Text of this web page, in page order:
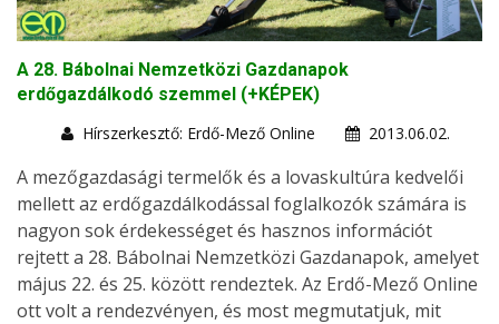
A 28. Bábolnai Nemzetközi Gazdanapok
erdőgazdálkodó szemmel (+KÉPEK)
Hírszerkesztő: Erdő-Mező Online
2013.06.02.
A mezőgazdasági termelők és a lovaskultúra kedvelői
mellett az erdőgazdálkodással foglalkozók számára is
nagyon sok érdekességet és hasznos információt
rejtett a 28. Bábolnai Nemzetközi Gazdanapok, amelyet
május 22. és 25. között rendeztek. Az Erdő-Mező Online
ott volt a rendezvényen, és most megmutatjuk, mit